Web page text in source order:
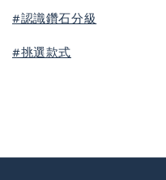
#認識鑽石分級
#挑選款式